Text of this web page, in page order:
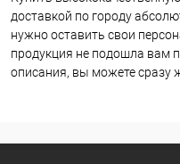
доставкой по городу
нужно оставить свои
продукция не подошла вам
описания, вы можете сразу